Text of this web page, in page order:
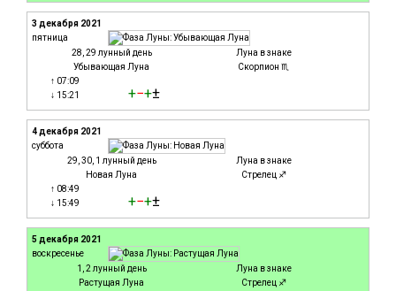
3 декабря 2021
пятница
28, 29 лунный день
Убывающая Луна
Луна в знаке
Скорпион ♏
↑ 07:09
↓ 15:21
+−+±
4 декабря 2021
суббота
29, 30, 1 лунный день
Новая Луна
Луна в знаке
Стрелец ♐
↑ 08:49
↓ 15:49
+−+±
5 декабря 2021
воскресенье
1, 2 лунный день
Растущая Луна
Луна в знаке
Стрелец ♐